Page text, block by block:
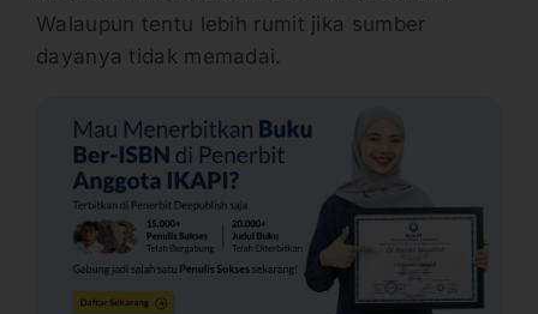
Walaupun tentu lebih rumit jika sumber
dayanya tidak memadai.